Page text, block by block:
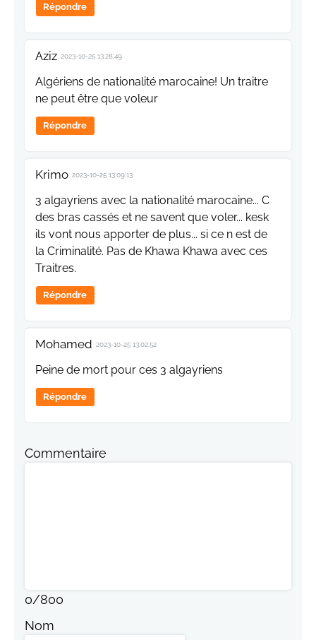
Répondre
Aziz 2023-10-25 13:28:49
Algériens de nationalité marocaine! Un traitre
ne peut être que voleur
Répondre
Krimo 2023-10-25 13:09:13
3 algayriens avec la nationalité marocaine... C
des bras cassés et ne savent que voler... kesk
ils vont nous apporter de plus... si ce n est de
la Criminalité. Pas de Khawa Khawa avec ces
Traitres.
Répondre
Mohamed 2023-10-25 13:02:52
Peine de mort pour ces 3 algayriens
Répondre
Commentaire
0/800
Nom